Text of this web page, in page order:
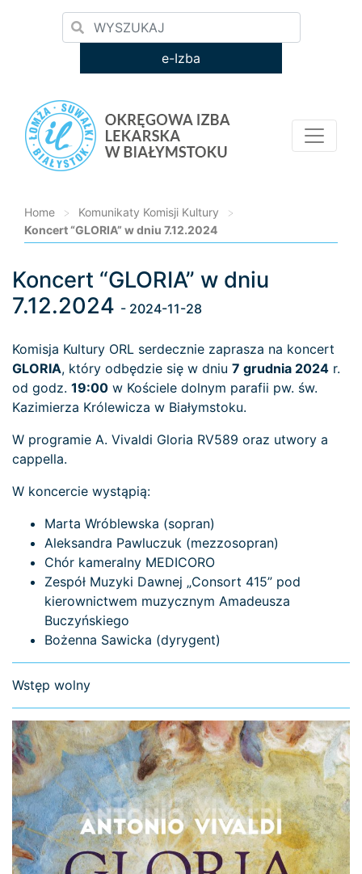
e-Izba
Home > Komunikaty Komisji Kultury
>
Koncert “GLORIA” w dniu 7.12.2024
Loading...
Koncert “GLORIA” w dniu
7.12.2024 - 2024-11-28
Komisja Kultury ORL serdecznie zaprasza na koncert
GLORIA, który odbędzie się w dniu 7 grudnia 2024 r.
od godz. 19:00 w Kościele dolnym parafii pw. św.
Kazimierza Królewicza w Białymstoku.
W programie A. Vivaldi Gloria RV589 oraz utwory a
cappella.
W koncercie wystąpią:
Marta Wróblewska (sopran)
Aleksandra Pawluczuk (mezzosopran)
Chór kameralny MEDICORO
Zespół Muzyki Dawnej „Consort 415” pod
kierownictwem muzycznym Amadeusza
Buczyńskiego
Bożenna Sawicka (dyrygent)
Wstęp wolny